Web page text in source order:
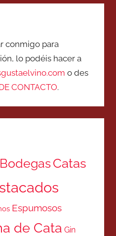
conmigo para
lo podéis hacer a
o des
CONTACTO.
BodegasCatas
Espumosos
de Cata Gin